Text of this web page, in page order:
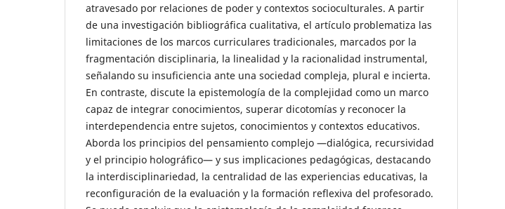
atravesado por relaciones de poder y contextos socioculturales. A partir
de una investigación bibliográfica cualitativa, el artículo problematiza las
limitaciones de los marcos curriculares tradicionales, marcados por la
fragmentación disciplinaria, la linealidad y la racionalidad instrumental,
señalando su insuficiencia ante una sociedad compleja, plural e incierta.
En contraste, discute la epistemología de la complejidad como un marco
capaz de integrar conocimientos, superar dicotomías y reconocer la
interdependencia entre sujetos, conocimientos y contextos educativos.
Aborda los principios del pensamiento complejo —dialógica, recursividad
y el principio holográfico— y sus implicaciones pedagógicas, destacando
la interdisciplinariedad, la centralidad de las experiencias educativas, la
reconfiguración de la evaluación y la formación reflexiva del profesorado.